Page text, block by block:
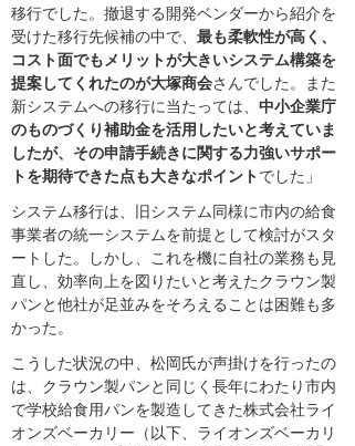
移行でした。撤退する開発ベンダーから紹介を
受けた移行先候補の中で、 最も柔軟性が高く、
コスト面でもメリットが大きいシステム構築を
提案してくれたのが大塚商会さんでした。また
新システムへの移行に当たっては、 中小企業庁
のものづくり補助金を活用したいと考えていま
したが、その申請手続きに関する力強いサポー
トを期待できた点も大きなポイントでした」
システム移行は、旧システム同様に市内の給食
事業者の統一システムを前提として検討がスタ
ートした。しかし、これを機に自社の業務も見
直し、効率向上を図りたいと考えたクラウン製
パンと他社が足並みをそろえることは困難も多
かった。
こうした状況の中、松岡氏が声掛けを行ったの
は、クラウン製パンと同じく長年にわたり市内
で学校給食用パンを製造してきた株式会社ライ
オンズベーカリー（以下、ライオンズベーカリ